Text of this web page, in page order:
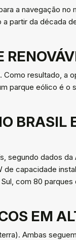
a navegação
partir da década
resultado, a
parque eólico é o
BRASIL
dados da
capacidade
com 80
EM
Ambas